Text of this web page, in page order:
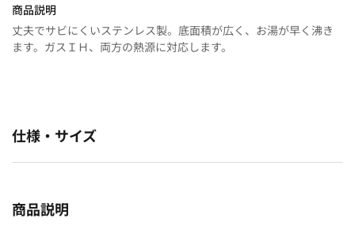
商品説明
丈夫でサビにくいステンレス製。底面積が広く、お湯が早く沸き
ます。ガスＩＨ、両方の熱源に対応します。
仕様・サイズ
商品説明